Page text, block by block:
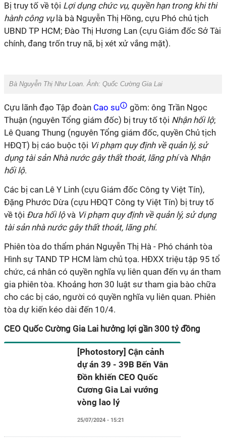
Bị truy tố về tội Lợi dụng chức vụ, quyền hạn trong khi thi
hành công vụ là bà Nguyễn Thị Hồng, cựu Phó chủ tịch
UBND TP HCM; Đào Thị Hương Lan (cựu Giám đốc Sở Tài
chính, đang trốn truy nã, bị xét xử vắng mặt).
Bà Nguyễn Thị Như Loan. Ảnh: Quốc Cường Gia Lai
Cựu lãnh đạo Tập đoàn Cao su
gồm: ông Trần Ngọc
Thuận (nguyên Tổng giám đốc) bị truy tố tội Nhận hối lộ;
Lê Quang Thung (nguyên Tổng giám đốc, quyền Chủ tịch
HĐQT) bị cáo buộc tội Vi phạm quy định về quản lý, sử
dụng tài sản Nhà nước gây thất thoát, lãng phívà Nhận
hối lộ.
Các bị can Lê Y Linh (cựu Giám đốc Công ty Việt Tín),
Đặng Phước Dừa (cựu HĐQT Công ty Việt Tín) bị truy tố
về tội Đưa hối lộvà Vi phạm quy định về quản lý, sử dụng
tài sản nhà nước gây thất thoát, lãng phí.
Phiên tòa do thẩm phán Nguyễn Thị Hà - Phó chánh tòa
Hình sự TAND TP HCM làm chủ tọa. HĐXX triệu tập 95 tổ
chức, cá nhân có quyền nghĩa vụ liên quan đến vụ án tham
gia phiên tòa. Khoảng hơn 30 luật sư tham gia bào chữa
cho các bị cáo, người có quyền nghĩa vụ liên quan. Phiên
tòa dự kiến kéo dài đến 10/4.
CEO Quốc Cường Gia Lai hưởng lợi gần 300 tỷ đồng
[Photostory] Cận cảnh
dự án 39 - 39B Bến Vân
Đồn khiến CEO Quốc
Cương Gia Lai vướng
vòng lao lý
25/07/2024 - 15:21